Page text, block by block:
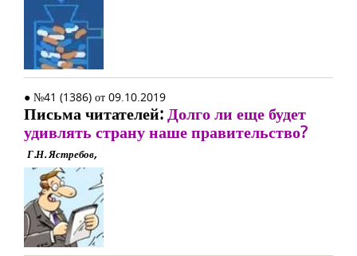
● №41 (1386) от 09.10.2019
Письма читателей:Долго ли еще будет
удивлять страну наше правительство?
Г.Н. Ястребов,